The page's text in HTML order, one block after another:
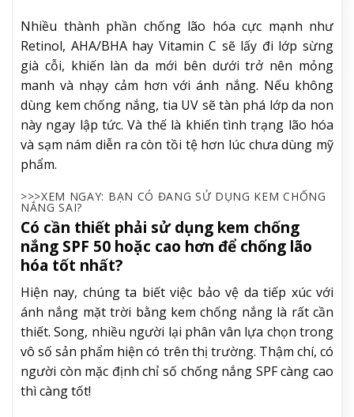
Nhiều thành phần chống lão hóa cực mạnh như
Retinol, AHA/BHA hay Vitamin C sẽ lấy đi lớp sừng
già cỗi, khiến làn da mới bên dưới trở nên mỏng
manh và nhạy cảm hơn với ánh nắng. Nếu không
dùng kem chống nắng, tia UV sẽ tàn phá lớp da non
này ngay lập tức. Và thế là khiến tình trạng lão hóa
và sạm nám diễn ra còn tồi tệ hơn lúc chưa dùng mỹ
phẩm.
>>>XEM NGAY: BẠN CÓ ĐANG SỬ DỤNG KEM CHỐNG
NẮNG SAI?
Có cần thiết phải sử dụng kem chống
nắng SPF 50 hoặc cao hơn để chống lão
hóa tốt nhất?
Hiện nay, chúng ta biết việc bảo vệ da tiếp xúc với
ánh nắng mặt trời bằng kem chống nắng là rất cần
thiết. Song, nhiều người lại phân vân lựa chọn trong
vô số sản phẩm hiện có trên thị trường. Thậm chí, có
người còn mặc định chỉ số chống nắng SPF càng cao
thì càng tốt!